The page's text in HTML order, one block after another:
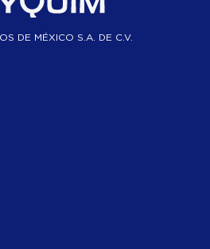
DE MÉXICO S.A. DE C.V.